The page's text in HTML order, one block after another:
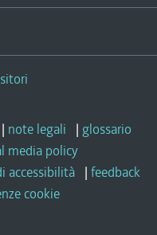
| note legali | glossario
media policy
accessibilità | feedback
cookie